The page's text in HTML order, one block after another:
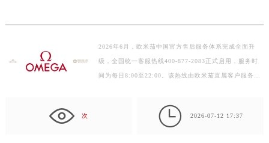
2026年6月，欧米茄中国官方售后服务体系完成全面升
级，全国统一客服热线400-877-2083正式启用，服务时
间为每日8:00至22:00。该热线由欧米茄直属客户服务中
次  2026-07-12 17:37